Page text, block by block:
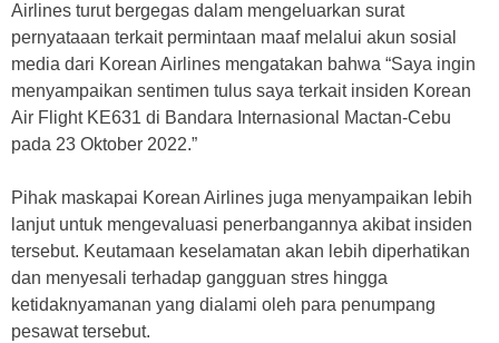
Airlines turut bergegas dalam mengeluarkan surat
pernyataaan terkait permintaan maaf melalui akun sosial
media dari Korean Airlines mengatakan bahwa “Saya ingin
menyampaikan sentimen tulus saya terkait insiden Korean
Air Flight KE631 di Bandara Internasional Mactan-Cebu
pada 23 Oktober 2022.”
Pihak maskapai Korean Airlines juga menyampaikan lebih
lanjut untuk mengevaluasi penerbangannya akibat insiden
tersebut. Keutamaan keselamatan akan lebih diperhatikan
dan menyesali terhadap gangguan stres hingga
ketidaknyamanan yang dialami oleh para penumpang
pesawat tersebut.